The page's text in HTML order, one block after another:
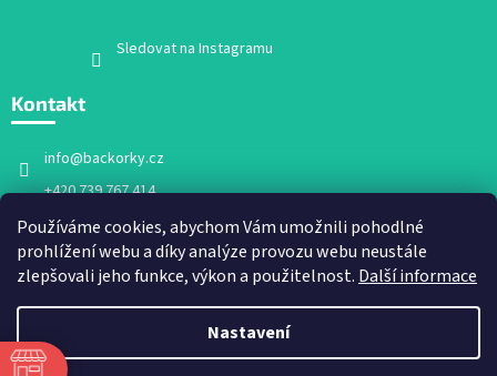
Používáme cookies, abychom Vám umožnili pohodlné
prohlížení webu a díky analýze provozu webu neustále
zlepšovali jeho funkce, výkon a použitelnost. Další informace
Nastavení
Sledovat na Instagramu
Kontakt
info@backorky.cz
+420 739 767 414
Facebook
backorky.cz
Vytvořil Shoptet